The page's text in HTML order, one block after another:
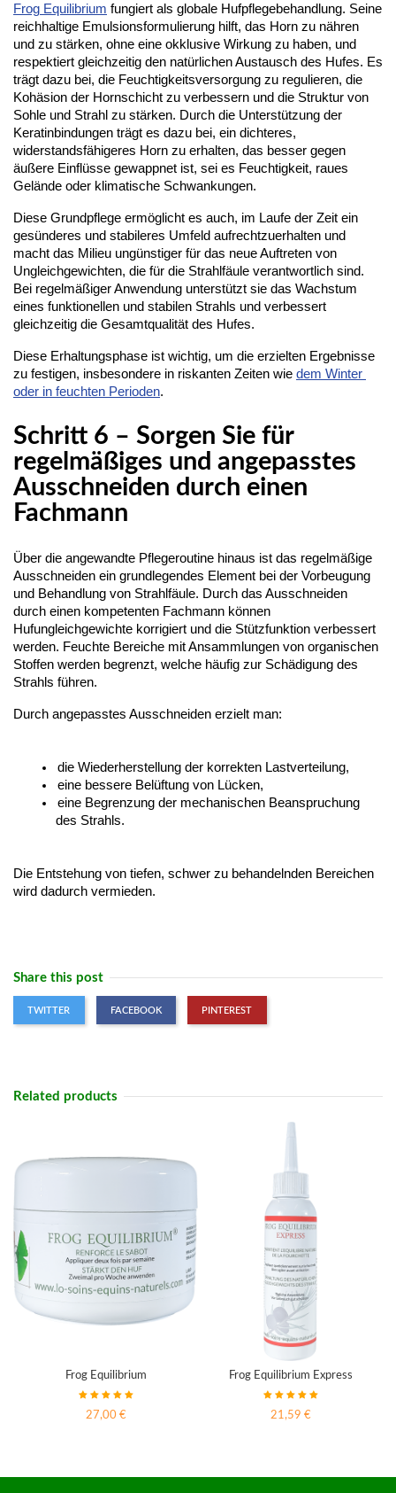
Frog Equilibrium fungiert als globale Hufpflegebehandlung. Seine
reichhaltige Emulsionsformulierung hilft, das Horn zu nähren
und zu stärken, ohne eine okklusive Wirkung zu haben, und
respektiert gleichzeitig den natürlichen Austausch des Hufes. Es
trägt dazu bei, die Feuchtigkeitsversorgung zu regulieren, die
Kohäsion der Hornschicht zu verbessern und die Struktur von
Sohle und Strahl zu stärken. Durch die Unterstützung der
Keratinbindungen trägt es dazu bei, ein dichteres,
widerstandsfähigeres Horn zu erhalten, das besser gegen
äußere Einflüsse gewappnet ist, sei es Feuchtigkeit, raues
Gelände oder klimatische Schwankungen.
Diese Grundpflege ermöglicht es auch, im Laufe der Zeit ein
gesünderes und stabileres Umfeld aufrechtzuerhalten und
macht das Milieu ungünstiger für das neue Auftreten von
Ungleichgewichten, die für die Strahlfäule verantwortlich sind.
Bei regelmäßiger Anwendung unterstützt sie das Wachstum
eines funktionellen und stabilen Strahls und verbessert
gleichzeitig die Gesamtqualität des Hufes.
Diese Erhaltungsphase ist wichtig, um die erzielten Ergebnisse
zu festigen, insbesondere in riskanten Zeiten wie dem Winter
oder in feuchten Perioden.
Schritt 6 – Sorgen Sie für
regelmäßiges und angepasstes
Ausschneiden durch einen
Fachmann
Über die angewandte Pflegeroutine hinaus ist das regelmäßige
Ausschneiden ein grundlegendes Element bei der Vorbeugung
und Behandlung von Strahlfäule. Durch das Ausschneiden
durch einen kompetenten Fachmann können
Hufungleichgewichte korrigiert und die Stützfunktion verbessert
werden. Feuchte Bereiche mit Ansammlungen von organischen
Stoffen werden begrenzt, welche häufig zur Schädigung des
Strahls führen.
Durch angepasstes Ausschneiden erzielt man:
die Wiederherstellung der korrekten Lastverteilung,
eine bessere Belüftung von Lücken,
eine Begrenzung der mechanischen Beanspruchung
des Strahls.
Die Entstehung von tiefen, schwer zu behandelnden Bereichen
wird dadurch vermieden.
Share this post
TWITTER FACEBOOK PINTEREST
Related products
Frog Equilibrium
27,00 €
Frog Equilibrium Express
21,59 €